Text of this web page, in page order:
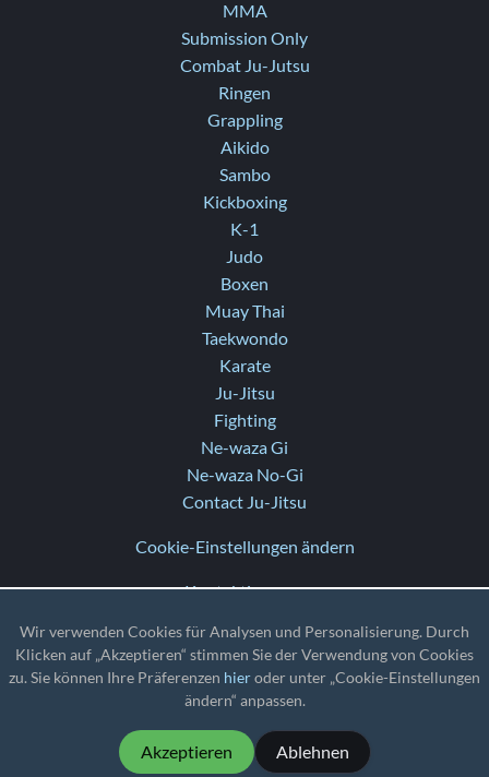
Wir verwenden Cookies für Analysen und Personalisierung. Durch
Klicken auf „Akzeptieren“ stimmen Sie der Verwendung von Cookies
zu. Sie können Ihre Präferenzen hieroder unter „Cookie-Einstellungen
ändern“ anpassen.
Akzeptieren Ablehnen
MMA
Submission Only
Combat Ju-Jutsu
Ringen
Grappling
Aikido
Sambo
Kickboxing
K-1
Judo
Boxen
Muay Thai
Taekwondo
Karate
Ju-Jitsu
Fighting
Ne-waza Gi
Ne-waza No-Gi
Contact Ju-Jitsu
Cookie-Einstellungen ändern
Kontaktiere uns
Versionshinweise
TZ: UTC